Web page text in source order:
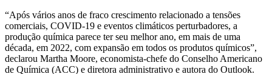
“Após vários anos de fraco crescimento relacionado a tensões
comerciais, COVID-19 e eventos climáticos perturbadores, a
produção química parece ter seu melhor ano, em mais de uma
década, em 2022, com expansão em todos os produtos químicos”,
declarou Martha Moore, economista-chefe do Conselho Americano
de Química (ACC) e diretora administrativo e autora do Outlook.